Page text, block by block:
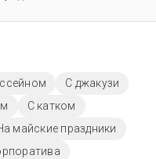
С джакузи
С катком
майские праздники